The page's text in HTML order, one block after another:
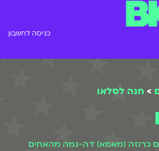
כניסה לחשבון
> חנה לסלאו
כרוזה (מאמא) דה-גמה מהאחים